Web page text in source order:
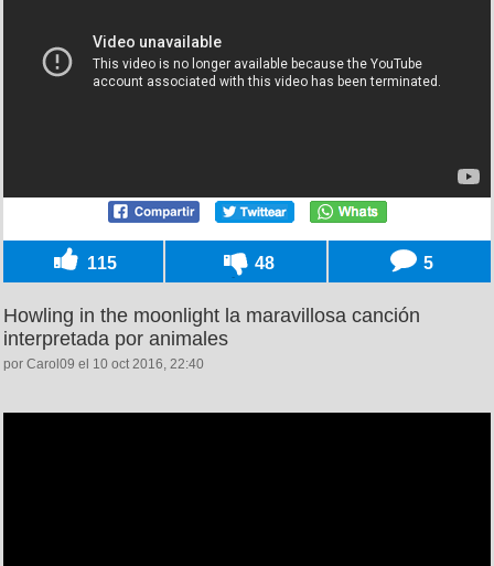
115 48 5
Howling in the moonlight la maravillosa canción
interpretada por animales
por Carol09 el 10 oct 2016, 22:40